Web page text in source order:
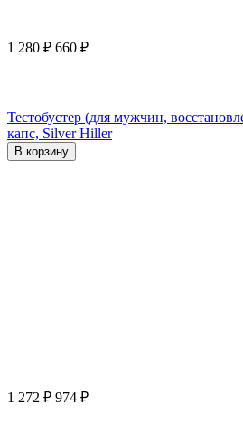
1 280 ₽ 660 ₽
Тестобустер (для мужчин,
капс, Silver Hiller
В корзину
1 272 ₽ 974 ₽